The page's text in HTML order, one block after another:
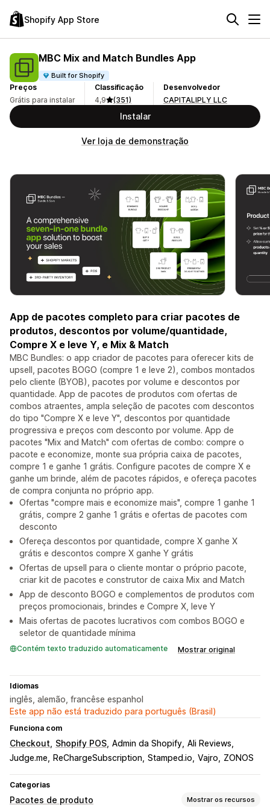
Shopify App Store
MBC Mix and Match Bundles App
Built for Shopify
Preços
Grátis para instalar
Classificação
4,9
(351)
Desenvolvedor
CAPITALIPLY LLC
Instalar
Ver loja de demonstração
App de pacotes completo para criar pacotes de
produtos, descontos por volume/quantidade,
Compre X e leve Y, e Mix & Match
MBC Bundles: o app criador de pacotes para oferecer kits de
upsell, pacotes BOGO (compre 1 e leve 2), combos montados
pelo cliente (BYOB), pacotes por volume e descontos por
quantidade. App de pacotes de produtos com ofertas de
combos atraentes, ampla seleção de pacotes com descontos
do tipo "Compre X e leve Y", descontos por quantidade
progressiva e preços com desconto por volume. App de
pacotes "Mix and Match" com ofertas de combo: compre o
pacote e economize, monte sua própria caixa de pacotes,
compre 1 e ganhe 1 grátis. Configure pacotes de compre X e
ganhe um brinde, além de pacotes rápidos, e ofereça pacotes
de compra conjunta no próprio app.
Ofertas "compre mais e economize mais", compre 1 ganhe 1
grátis, compre 2 ganhe 1 grátis e ofertas de pacotes com
desconto
Ofereça descontos por quantidade, compre X ganhe X
grátis e descontos compre X ganhe Y grátis
Ofertas de upsell para o cliente montar o próprio pacote,
criar kit de pacotes e construtor de caixa Mix and Match
App de desconto BOGO e complementos de produtos com
preços promocionais, brindes e Compre X, leve Y
Mais ofertas de pacotes lucrativos com combos BOGO e
seletor de quantidade mínima
Contém texto traduzido automaticamente Mostrar original
Idiomas
inglês, alemão, francêse espanhol
Este app não está traduzido para português (Brasil)
Funciona com
Checkout Shopify POS Admin da Shopify Ali Reviews
Judge.me
ReChargeSubscription Stamped.io Vajro ZONOS
Categorias
Pacotes de produto Mostrar os recursos